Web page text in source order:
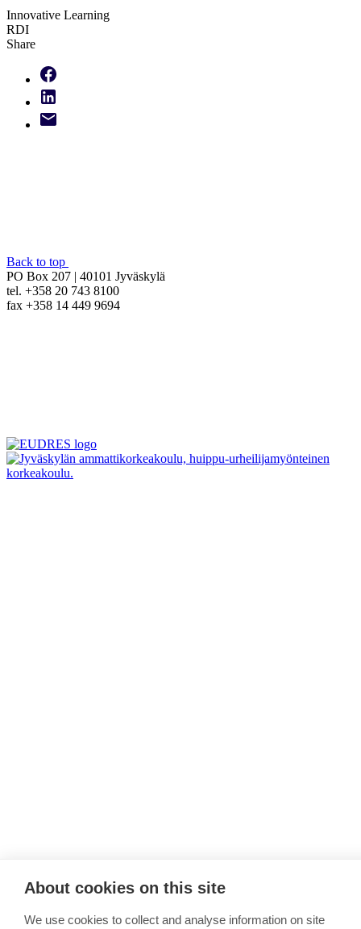
Innovative Learning
RDI
Share
Back to top
PO Box 207 | 40101 Jyväskylä
tel. +358 20 743 8100
fax +358 14 449 9694
About cookies on this site
We use cookies to collect and analyse information on site